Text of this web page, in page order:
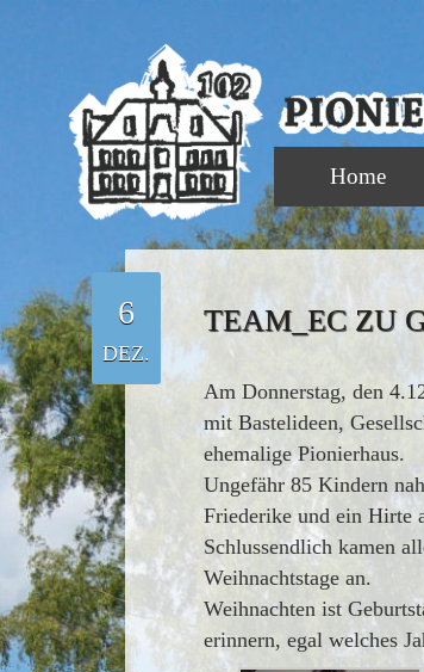
Home
6
DEZ.
TEAM_EC ZU
Am Donnerstag, den
mit Bastelideen,
ehemalige Pionierhaus.
Ungefähr 85 Kindern
Friederike und ein Hirte
Schlussendlich kamen
Weihnachtstage an.
Weihnachten ist
erinnern, egal welches